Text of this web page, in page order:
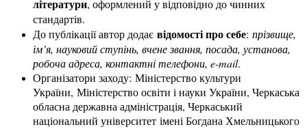
літератури, оформлений у відповідно до чинних
стандартів.
До публікації автор додає відомості про себе: прізвище,
ім’я, науковий ступінь, вчене звання, посада, установа,
робоча адреса, контактні телефони, e-mail.
Організатори заходу: Міністерство культури
України, Міністерство освіти і науки України, Черкаська
обласна державна адміністрація, Черкаський
національний університет імені Богдана Хмельницького